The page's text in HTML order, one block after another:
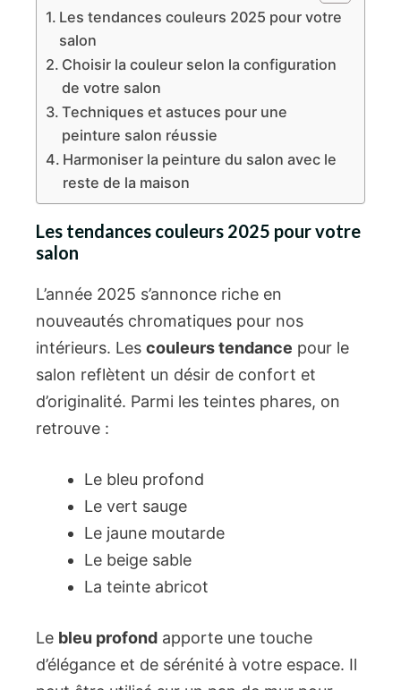
Les tendances couleurs 2025 pour votre
salon
Choisir la couleur selon la configuration
de votre salon
Techniques et astuces pour une
peinture salon réussie
Harmoniser la peinture du salon avec le
reste de la maison
Les tendances couleurs 2025 pour votre
salon
L’année 2025 s’annonce riche en
nouveautés chromatiques pour nos
intérieurs. Les couleurs tendance pour le
salon reflètent un désir de confort et
d’originalité. Parmi les teintes phares, on
retrouve :
Le bleu profond
Le vert sauge
Le jaune moutarde
Le beige sable
La teinte abricot
Le bleu profond apporte une touche
d’élégance et de sérénité à votre espace. Il